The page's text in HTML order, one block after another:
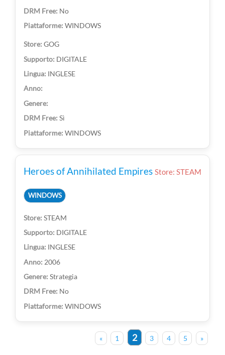
No
WINDOWS
GOG
DIGITALE
INGLESE
Sì
WINDOWS
Heroes of Annihilated Empires Store: STEAM
WINDOWS
STEAM
DIGITALE
INGLESE
2006
Strategia
No
WINDOWS
« 1 2 3 4 5 »